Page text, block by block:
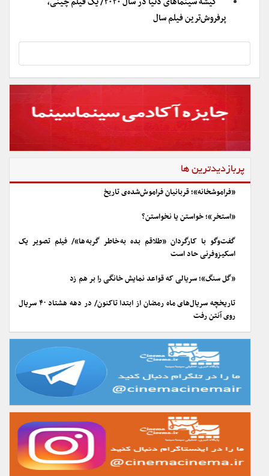
پرفروش‌ترین فیلم سال
پربازدیدترین ها
«فراموشخانه»؛ قربانیان فراموش‌شده‌ی تاریخ
«استخر»؛ خواستن یا نخواستن؟
گفت‌وگو با کارگردان «طلاقم بده به خاطر گربه ها»/ فیلم تصویر یک
اسکیزوفرنی حاد است
«گل سنگ»؛ سریالی که قواعد نمایش خانگی را بر هم زد
تاریخچه سریال‌های ماه رمضان از ابتدا تاکنون/ در دهه هشتاد ۴۰ سریال
روی آنتن رفت